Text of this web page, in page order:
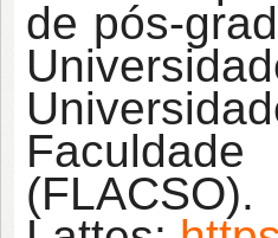
de pós-
(FLACSO).